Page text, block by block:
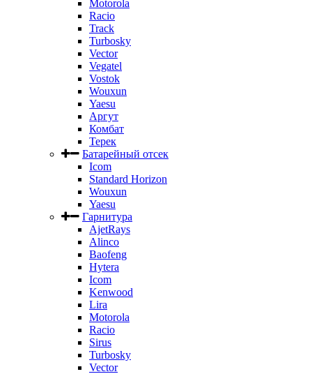
Motorola
Racio
Track
Turbosky
Vector
Vegatel
Vostok
Wouxun
Yaesu
Аргут
Комбат
Терек
Батарейный отсек
Icom
Standard Horizon
Wouxun
Yaesu
Гарнитура
AjetRays
Alinco
Baofeng
Hytera
Icom
Kenwood
Lira
Motorola
Racio
Sirus
Turbosky
Vector